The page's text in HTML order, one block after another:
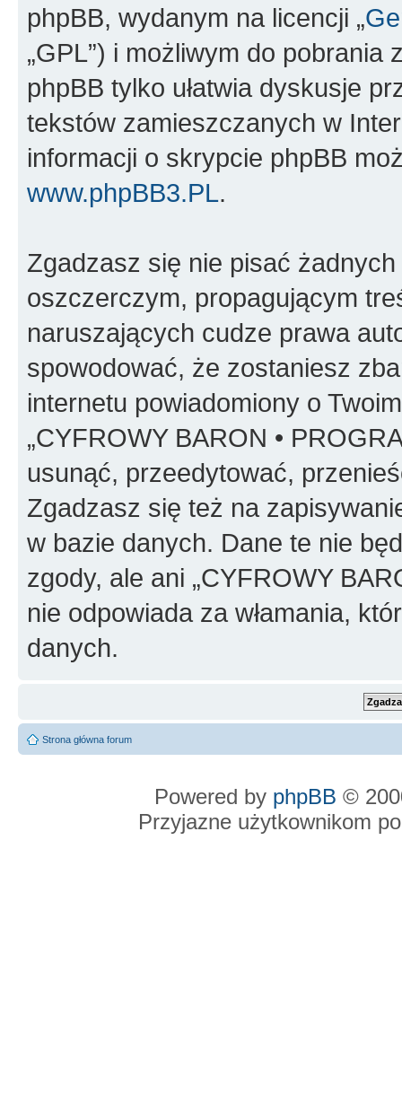
phpBB, wydanym na licencji „
„GPL”) i możliwym do pobrania
phpBB tylko ułatwia dyskusje
tekstów zamieszczanych w
informacji o skrypcie phpBB
www.phpBB3.PL.
Zgadzasz się nie pisać
oszczerczym, propagującym
naruszających cudze prawa
spowodować, że zostaniesz
internetu powiadomiony o
„CYFROWY BARON •
usunąć, przeedytować,
Zgadzasz się też na
w bazie danych. Dane te nie
zgody, ale ani „CYFROWY
nie odpowiada za włamania,
danych.
Strona główna forum
Powered by phpBB ©
Przyjazne użytkownikom